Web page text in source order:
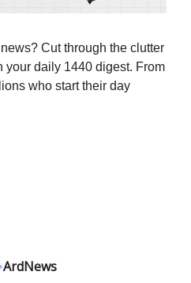
Cut through the clutter
your daily 1440 digest. From
who start their day
ArdNews